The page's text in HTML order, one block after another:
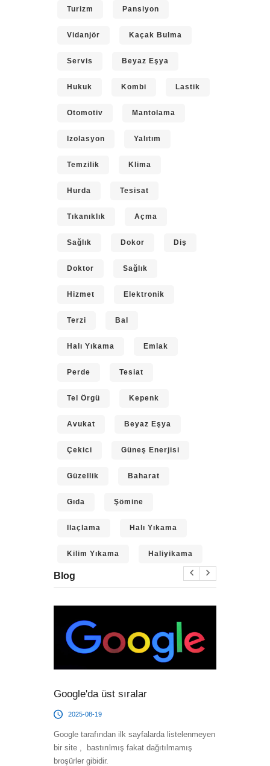
Turizm Pansiyon
Vidanjör Kaçak Bulma
Servis Beyaz Eşya
Hukuk Kombi Lastik
Otomotiv Mantolama
Izolasyon Yalıtım
Temzilik Klima
Hurda Tesisat
Tıkanıklık Açma
Sağlık Dokor Diş
Doktor Sağlık
Hizmet Elektronik
Terzi Bal
Halı Yıkama Emlak
Perde Tesiat
Tel Örgü Kepenk
Avukat Beyaz Eşya
Çekici Güneş Enerjisi
Güzellik Baharat
Gıda Şömine
Ilaçlama Halı Yıkama
Kilim Yıkama Haliyikama
Blog
Google'da üst sıralar
2025-08-19
Google tarafından ilk sayfalarda listelenmeyen
bir site , bastırılmış fakat dağıtılmamış
broşürler gibidir.